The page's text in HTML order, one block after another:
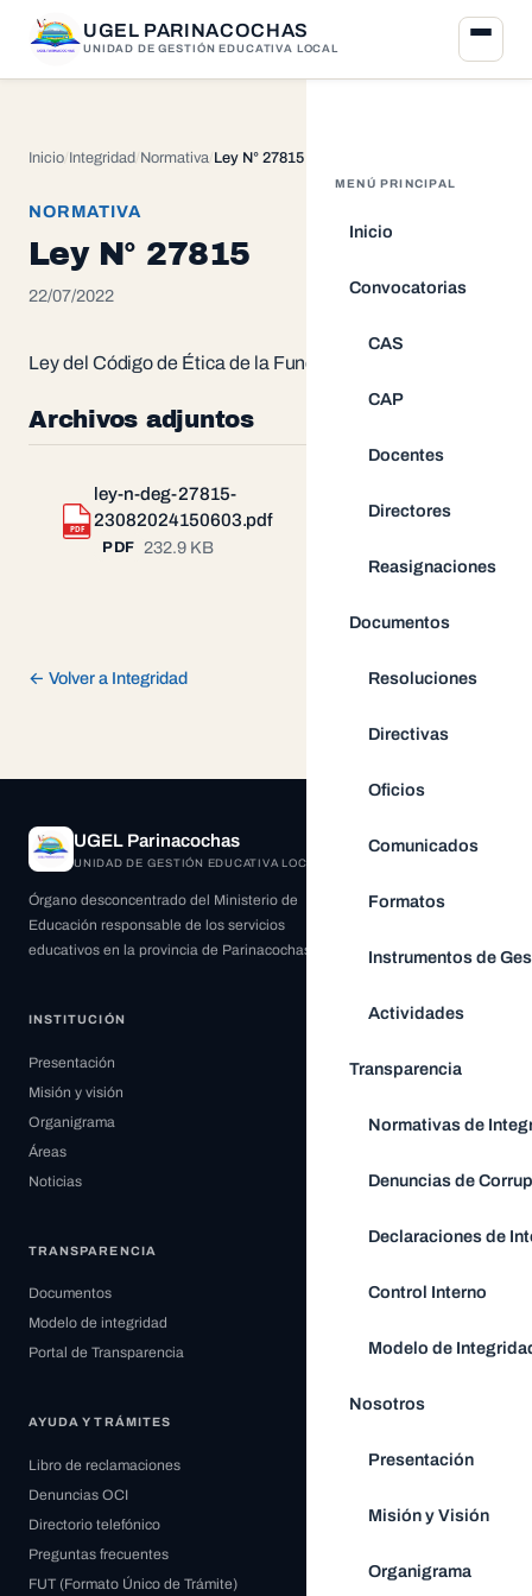
UGEL PARINACOCHAS
UNIDAD DE GESTIÓN EDUCATIVA LOCAL
MENÚ PRINCIPAL
Inicio
Convocatorias
CAS
CAP
Docentes
Directores
Reasignaciones
Documentos
Resoluciones
Directivas
Oficios
Comunicados
Formatos
Instrumentos de
Actividades
Transparencia
Normativas de
Denuncias de
Declaraciones de
Control Interno
Modelo de
Nosotros
Presentación
Misión y Visión
Organigrama
Inicio Integridad Normativa Ley N° 27815
NORMATIVA
Ley N° 27815
22/07/2022
Ley del Código de Ética de la Función Pública.
Archivos adjuntos
PDF
ley-n-deg-27815-
23082024150603.pdf
PDF 232.9 KB
Descargar
← Volver a Integridad
UGEL Parinacochas
UNIDAD DE GESTIÓN EDUCATIVA LOCAL
Órgano desconcentrado del Ministerio de
Educación responsable de los servicios
educativos en la provincia de Parinacochas.
INSTITUCIÓN
Presentación
Misión y visión
Organigrama
Áreas
Noticias
TRANSPARENCIA
Documentos
Modelo de integridad
Portal de Transparencia
AYUDA Y TRÁMITES
Libro de reclamaciones
Denuncias OCI
Directorio telefónico
Preguntas frecuentes
FUT (Formato Único de Trámite)